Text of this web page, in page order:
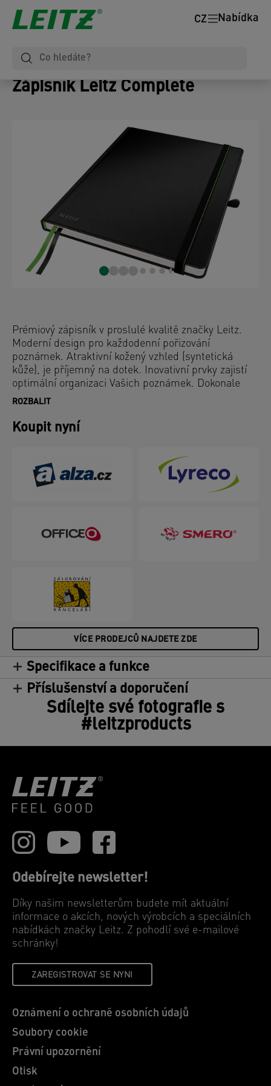
Nabídka
CZ
Zápisník Leitz Complete
Prémiový zápisník v proslulé kvalitě značky Leitz.
Moderní design pro každodenní pořizování
poznámek. Atraktivní kožený vzhled (syntetická
kůže), je příjemný na dotek. Inovativní prvky zajistí
optimální organizaci Vašich poznámek. Dokonale
doplňuje ostatní výrobky z řady Leitz Complete.
ROZBALIT
Koupit nyní
VÍCE PRODEJCŮ NAJDETE ZDE
Specifikace a funkce
Příslušenství a doporučení
Sdílejte své fotografie s
#leitzproducts
Odebírejte newsletter!
Díky našim newsletterům budete mít aktuální
informace o akcích, nových výrobcích a speciálních
nabídkách značky Leitz. Z pohodlí své e-mailové
schránky!
ZAREGISTROVAT SE NYNI
Oznámení o ochraně osobních údajů
Soubory cookie
Právní upozornění
Otisk